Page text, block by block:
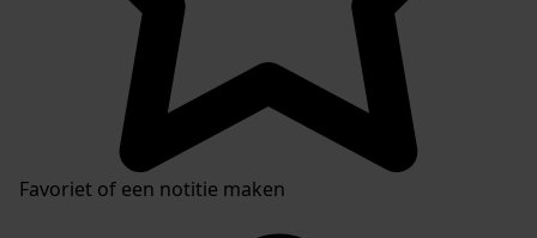
Favoriet of een notitie maken